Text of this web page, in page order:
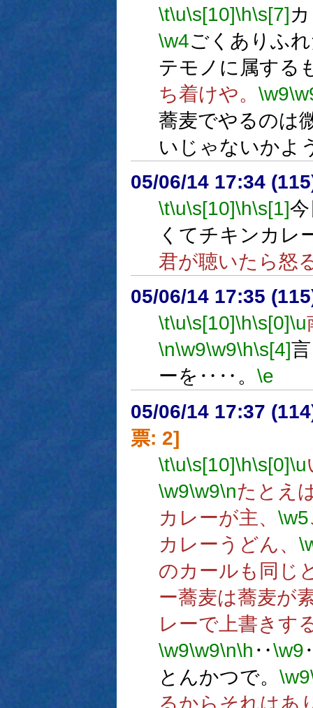
\t\u\s[10]\h\s[7]
\w4ごくありふ
テモノに属する
ち着けや。 \w9
蕎麦でやるのは
いじゃないかよ
05/06/14 17:34
\t\u\s[10]\h\s[1]
くてチキンカレ
君が聴いたら怒
05/06/14 17:35
\t\u\s[10]\h\s[0]\u
\n\w9\w9\h\s[4]
ーを‥‥。 \e
05/06/14 17:37
票: 2]
\t\u\s[10]\h\s[0]\u
\w9\w9\nたとえ
カレーが主、 \w5
カレーうどん、
のカールも同じ
ー蕎麦は蕎麦が
レーで上書きす
\w9\w9\n\h ‥\w9
とんかつで。 \w9
るからそれはあ